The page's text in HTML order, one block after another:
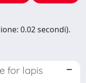
0.02 secondi).
for lapis